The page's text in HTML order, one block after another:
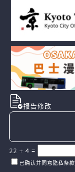
报告修改
22 + 4 =
已确认并同意隐私条款